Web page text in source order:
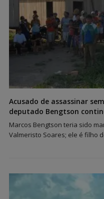
Acusado de assassinar
deputado Bengtson
Marcos Bengtson teria sido
Valmeristo Soares; ele é filho